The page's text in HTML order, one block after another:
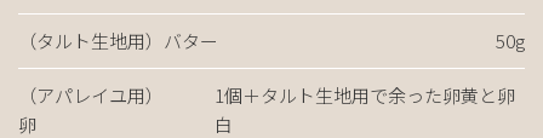
（タルト生地用）バター 50g
（アパレイユ用）
卵
1個＋タルト生地用で余った卵黄と卵
白